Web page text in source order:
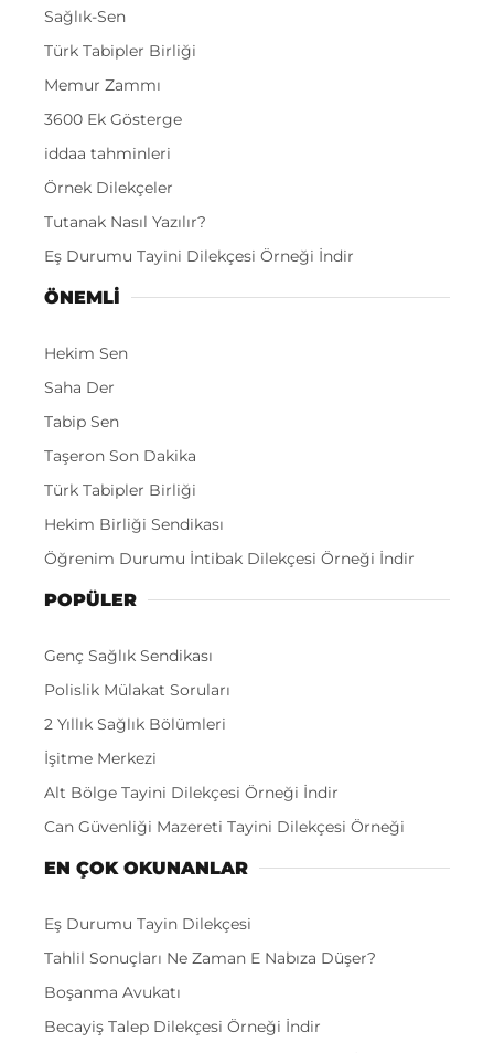
Sağlık-Sen
Türk Tabipler Birliği
Memur Zammı
3600 Ek Gösterge
iddaa tahminleri
Örnek Dilekçeler
Tutanak Nasıl Yazılır?
Eş Durumu Tayini Dilekçesi Örneği İndir
ÖNEMLI
Hekim Sen
Saha Der
Tabip Sen
Taşeron Son Dakika
Türk Tabipler Birliği
Hekim Birliği Sendikası
Öğrenim Durumu İntibak Dilekçesi Örneği İndir
POPÜLER
Genç Sağlık Sendikası
Polislik Mülakat Soruları
2 Yıllık Sağlık Bölümleri
İşitme Merkezi
Alt Bölge Tayini Dilekçesi Örneği İndir
Can Güvenliği Mazereti Tayini Dilekçesi Örneği
EN ÇOK OKUNANLAR
Eş Durumu Tayin Dilekçesi
Tahlil Sonuçları Ne Zaman E Nabıza Düşer?
Boşanma Avukatı
Becayiş Talep Dilekçesi Örneği İndir